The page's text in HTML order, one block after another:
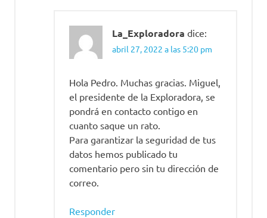
La_Exploradora dice:
abril 27, 2022 a las 5:20 pm
Hola Pedro. Muchas gracias. Miguel,
el presidente de la Exploradora, se
pondrá en contacto contigo en
cuanto saque un rato.
Para garantizar la seguridad de tus
datos hemos publicado tu
comentario pero sin tu dirección de
correo.
Responder